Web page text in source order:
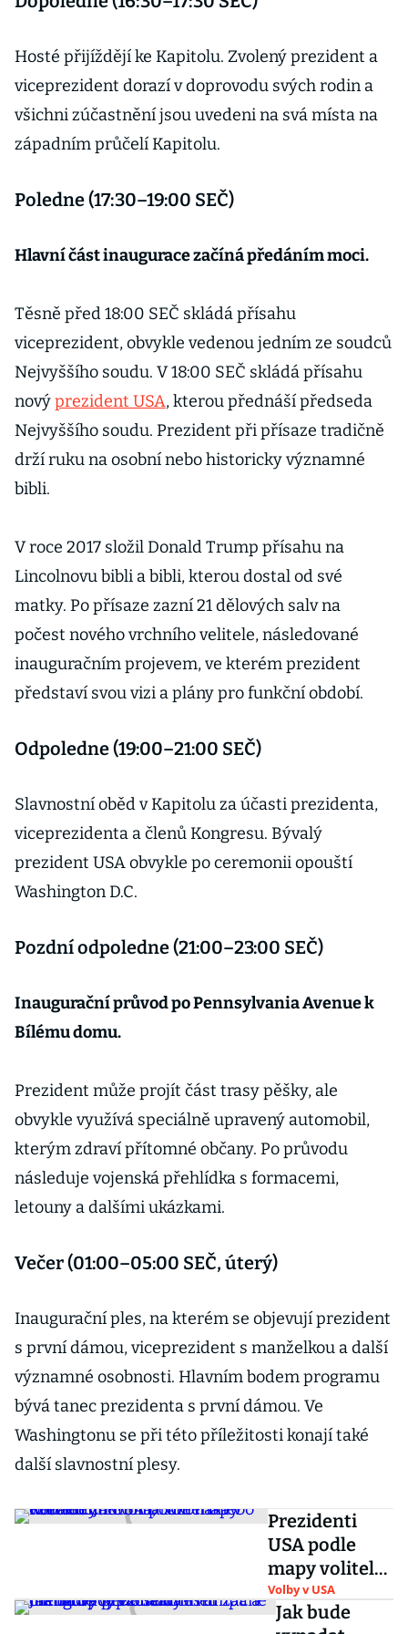
Hosté přijíždějí ke Kapitolu. Zvolený prezident a
viceprezident dorazí v doprovodu svých rodin a
všichni zúčastnění jsou uvedeni na svá místa na
západním průčelí Kapitolu.
Poledne (17:30–19:00 SEČ)
Hlavní část inaugurace začíná předáním moci.
Těsně před 18:00 SEČ skládá přísahu
viceprezident, obvykle vedenou jedním ze soudců
Nejvyššího soudu. V 18:00 SEČ skládá přísahu
novýprezident USA, kterou přednáší předseda
Nejvyššího soudu. Prezident při přísaze tradičně
drží ruku na osobní nebo historicky významné
bibli.
V roce 2017 složil Donald Trump přísahu na
Lincolnovu bibli a bibli, kterou dostal od své
matky. Po přísaze zazní 21 dělových salv na
počest nového vrchního velitele, následované
inauguračním projevem, ve kterém prezident
představí svou vizi a plány pro funkční období.
Odpoledne (19:00–21:00 SEČ)
Slavnostní oběd v Kapitolu za účasti prezidenta,
viceprezidenta a členů Kongresu. Bývalý
prezident USA obvykle po ceremonii opouští
Washington D.C.
Pozdní odpoledne (21:00–23:00 SEČ)
Inaugurační průvod po Pennsylvania Avenue k
Bílému domu.
Prezident může projít část trasy pěšky, ale
obvykle využívá speciálně upravený automobil,
kterým zdraví přítomné občany. Po průvodu
následuje vojenská přehlídka s formacemi,
letouny a dalšími ukázkami.
Večer (01:00–05:00 SEČ, úterý)
Inaugurační ples, na kterém se objevují prezident
s první dámou, viceprezident s manželkou a další
významné osobnosti. Hlavním bodem programu
bývá tanec prezidenta s první dámou. Ve
Washingtonu se při této příležitosti konají také
další slavnostní plesy.
Prezidenti
USA podle
mapy volitelů:
Jak volila
Amerika v
Volby v USA
Jak bude